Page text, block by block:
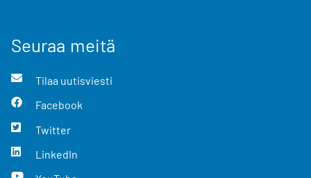
Seuraa meitä
Tilaa uutisviesti
Facebook
Twitter
LinkedIn